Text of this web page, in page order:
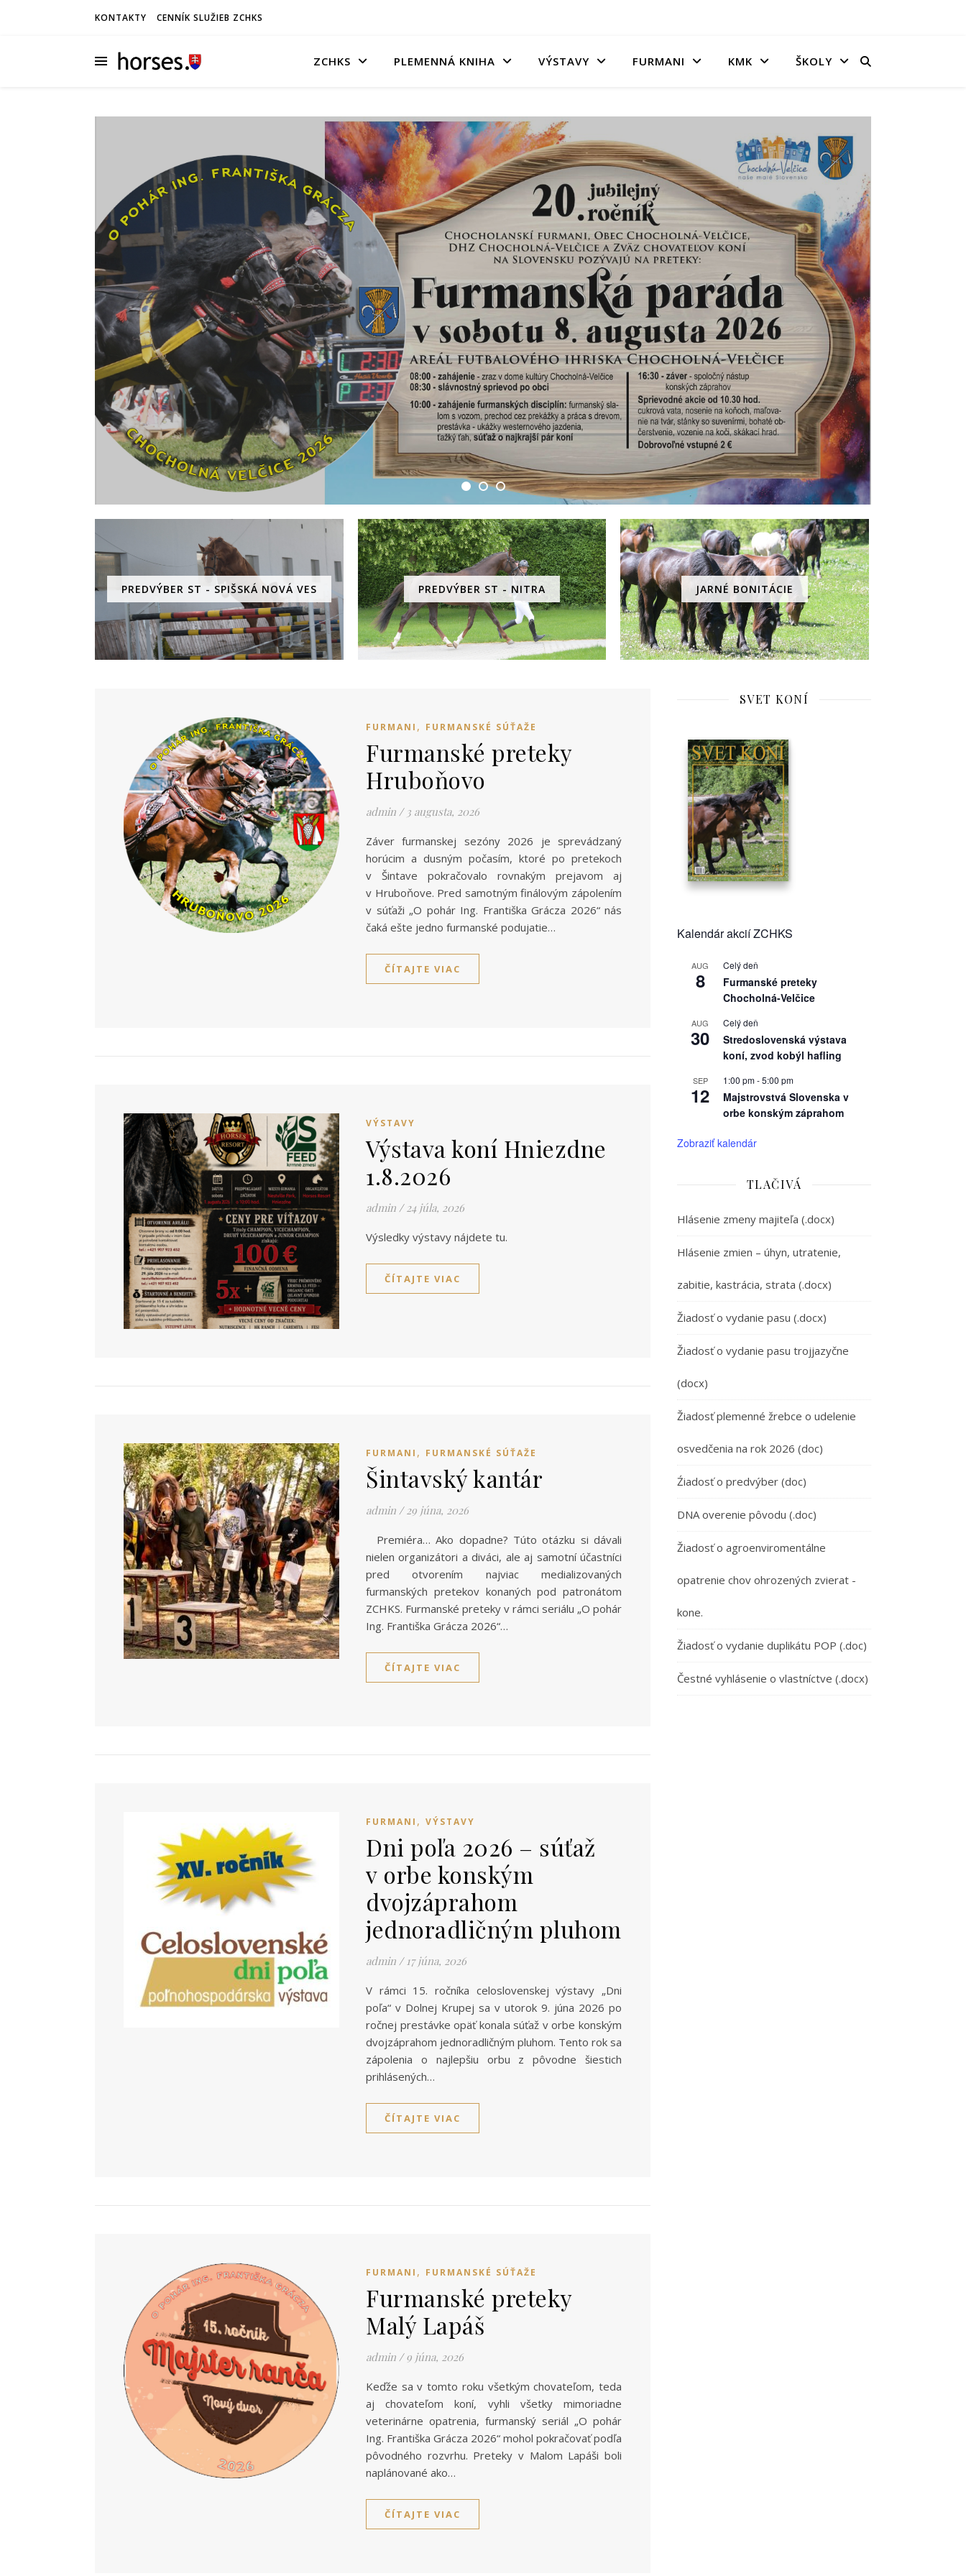
KONTAKTY CENNÍK SLUŽIEB ZCHKS
ZCHKS PLEMENNÁ KNIHA VÝSTAVY FURMANI KMK ŠKOLY
PREDVÝBER ST - SPIŠSKÁ NOVÁ VES PREDVÝBER ST - NITRA JARNÉ BONITÁCIE
FURMANI , FURMANSKÉ SÚŤAŽE
Furmanské preteky
Hruboňovo
admin / 3 augusta, 2026
Záver furmanskej sezóny 2026 je sprevádzaný
horúcim a dusným počasím, ktoré po pretekoch
v Šintave pokračovalo rovnakým prejavom aj
v Hruboňove. Pred samotným finálovým zápolením
v súťaži „O pohár Ing. Františka Grácza 2026“ nás
čaká ešte jedno furmanské podujatie…
ČÍTAJTE VIAC
VÝSTAVY
Výstava koní Hniezdne
1.8.2026
admin / 24 júla, 2026
Výsledky výstavy nájdete tu.
ČÍTAJTE VIAC
FURMANI , FURMANSKÉ SÚŤAŽE
Šintavský kantár
admin / 29 júna, 2026
Premiéra… Ako dopadne? Túto otázku si dávali
nielen organizátori a diváci, ale aj samotní účastníci
pred otvorením najviac medializovaných
furmanských pretekov konaných pod patronátom
ZCHKS. Furmanské preteky v rámci seriálu „O pohár
Ing. Františka Grácza 2026“…
ČÍTAJTE VIAC
FURMANI , VÝSTAVY
Dni poľa 2026 – súťaž
v orbe konským
dvojzáprahom
jednoradličným pluhom
admin / 17 júna, 2026
V rámci 15. ročníka celoslovenskej výstavy „Dni
poľa“ v Dolnej Krupej sa v utorok 9. júna 2026 po
ročnej prestávke opäť konala súťaž v orbe konským
dvojzáprahom jednoradličným pluhom. Tento rok sa
zápolenia o najlepšiu orbu z pôvodne šiestich
prihlásených…
ČÍTAJTE VIAC
FURMANI , FURMANSKÉ SÚŤAŽE
Furmanské preteky
Malý Lapáš
admin / 9 júna, 2026
Keďže sa v tomto roku všetkým chovateľom, teda
aj chovateľom koní, vyhli všetky mimoriadne
veterinárne opatrenia, furmanský seriál „O pohár
Ing. Františka Grácza 2026“ mohol pokračovať podľa
pôvodného rozvrhu. Preteky v Malom Lapáši boli
naplánované ako…
ČÍTAJTE VIAC
SVET KONÍ
Kalendár akcií ZCHKS
AUG
8
Celý deň
Furmanské preteky
Chocholná-Velčice
AUG
30
Celý deň
Stredoslovenská výstava
koní, zvod kobýl hafling
SEP
12
1:00 pm-5:00 pm
Majstrovstvá Slovenska v
orbe konským záprahom
Zobraziť kalendár
TLAČIVÁ
Hlásenie zmeny majiteľa (.docx)
Hlásenie zmien – úhyn, utratenie,
zabitie, kastrácia, strata (.docx)
Žiadosť o vydanie pasu (.docx)
Žiadosť o vydanie pasu trojjazyčne
(docx)
Žiadosť plemenné žrebce o udelenie
osvedčenia na rok 2026 (doc)
Źiadosť o predvýber (doc)
DNA overenie pôvodu (.doc)
Žiadosť o agroenviromentálne
opatrenie chov ohrozených zvierat -
kone.
Žiadosť o vydanie duplikátu POP (.doc)
Čestné vyhlásenie o vlastníctve (.docx)